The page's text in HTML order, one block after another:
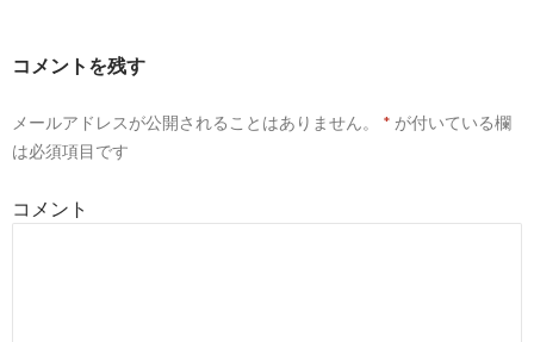
シ
ン
コメントを残す
メールアドレスが公開されることはありません。 * が付いている欄
は必須項目です
コメント